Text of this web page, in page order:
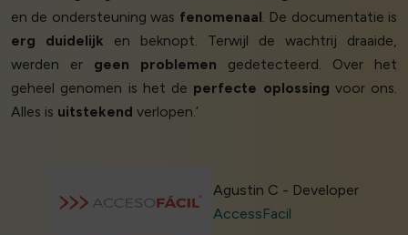
en de ondersteuning was fenomenaal. De documentatie is
erg duidelijk en beknopt. Terwijl de wachtrij draaide,
werden er geen problemen gedetecteerd. Over het
geheel genomen is het de perfecte oplossing voor ons.
Alles is uitstekend verlopen.’
Agustin C - Developer
AccessFacil